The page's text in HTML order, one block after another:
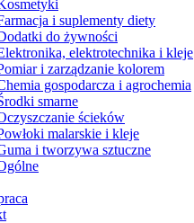
i suplementy diety
do żywności
elektrotechnika i kleje
i zarządzanie kolorem
gospodarcza i agrochemia
smarne
ścieków
malarskie i kleje
i tworzywa sztuczne